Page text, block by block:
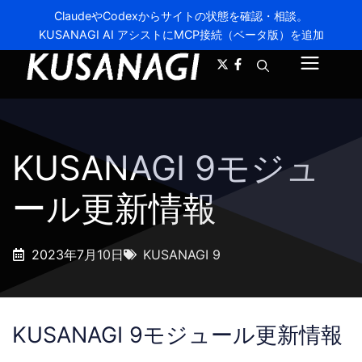
ClaudeやCodexからサイトの状態を確認・相談。
KUSANAGI AI アシストにMCP接続（ベータ版）を追加
ニ
KUSANAGI 9モジュ
ール更新情報
2023年7月10日 KUSANAGI 9
KUSANAGI 9モジュール更新情報
A- A+